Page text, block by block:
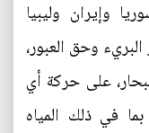
وإيران وليبيا
وحق العبور،
على حركة أي
بما في ذلك المياه